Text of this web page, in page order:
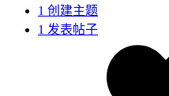
1 创建主题
1 发表帖子